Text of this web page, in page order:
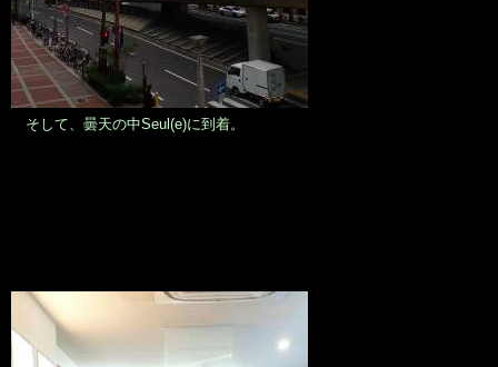
そして、曇天の中Seul(e)に到着。